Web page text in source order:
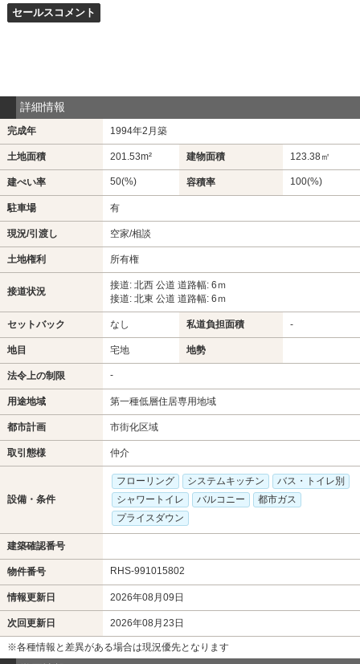
セールスコメント
詳細情報
完成年 1994年2月築
土地面積 201.53m² 建物面積 123.38㎡
建ぺい率 50(%) 容積率 100(%)
駐車場 有
現況/引渡し 空家/相談
土地権利 所有権
接道状況
接道: 北西 公道 道路幅: 6ｍ
接道: 北東 公道 道路幅: 6ｍ
セットバック なし 私道負担面積 -
地目 宅地 地勢
法令上の制限 -
用途地域 第一種低層住居専用地域
都市計画 市街化区域
取引態様 仲介
設備・条件
フローリング システムキッチン
バス・トイレ別
シャワートイレ
バルコニー
都市ガス
プライスダウン
建築確認番号
物件番号 RHS-991015802
情報更新日 2026年08月09日
次回更新日 2026年08月23日
※各種情報と差異がある場合は現況優先となります